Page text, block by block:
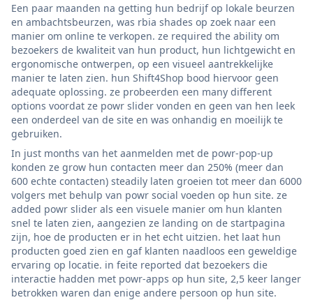
Een paar maanden na getting hun bedrijf op lokale beurzen
en ambachtsbeurzen, was rbia shades op zoek naar een
manier om online te verkopen. ze required the ability om
bezoekers de kwaliteit van hun product, hun lichtgewicht en
ergonomische ontwerpen, op een visueel aantrekkelijke
manier te laten zien. hun Shift4Shop bood hiervoor geen
adequate oplossing. ze probeerden een many different
options voordat ze powr slider vonden en geen van hen leek
een onderdeel van de site en was onhandig en moeilijk te
gebruiken.
In just months van het aanmelden met de powr-pop-up
konden ze grow hun contacten meer dan 250% (meer dan
600 echte contacten) steadily laten groeien tot meer dan 6000
volgers met behulp van powr social voeden op hun site. ze
added powr slider als een visuele manier om hun klanten
snel te laten zien, aangezien ze landing on de startpagina
zijn, hoe de producten er in het echt uitzien. het laat hun
producten goed zien en gaf klanten naadloos een geweldige
ervaring op locatie. in feite reported dat bezoekers die
interactie hadden met powr-apps op hun site, 2,5 keer langer
betrokken waren dan enige andere persoon op hun site.